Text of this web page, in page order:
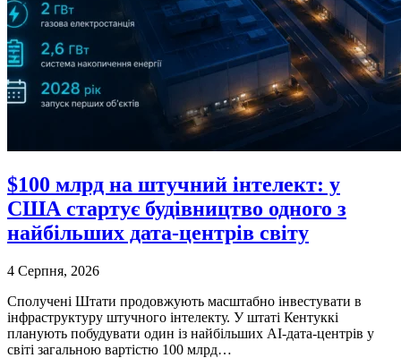
$100 млрд на штучний інтелект: у
США стартує будівництво одного з
найбільших дата-центрів світу
4 Серпня, 2026
Сполучені Штати продовжують масштабно інвестувати в
інфраструктуру штучного інтелекту. У штаті Кентуккі
планують побудувати один із найбільших AI-дата-центрів у
світі загальною вартістю 100 млрд…